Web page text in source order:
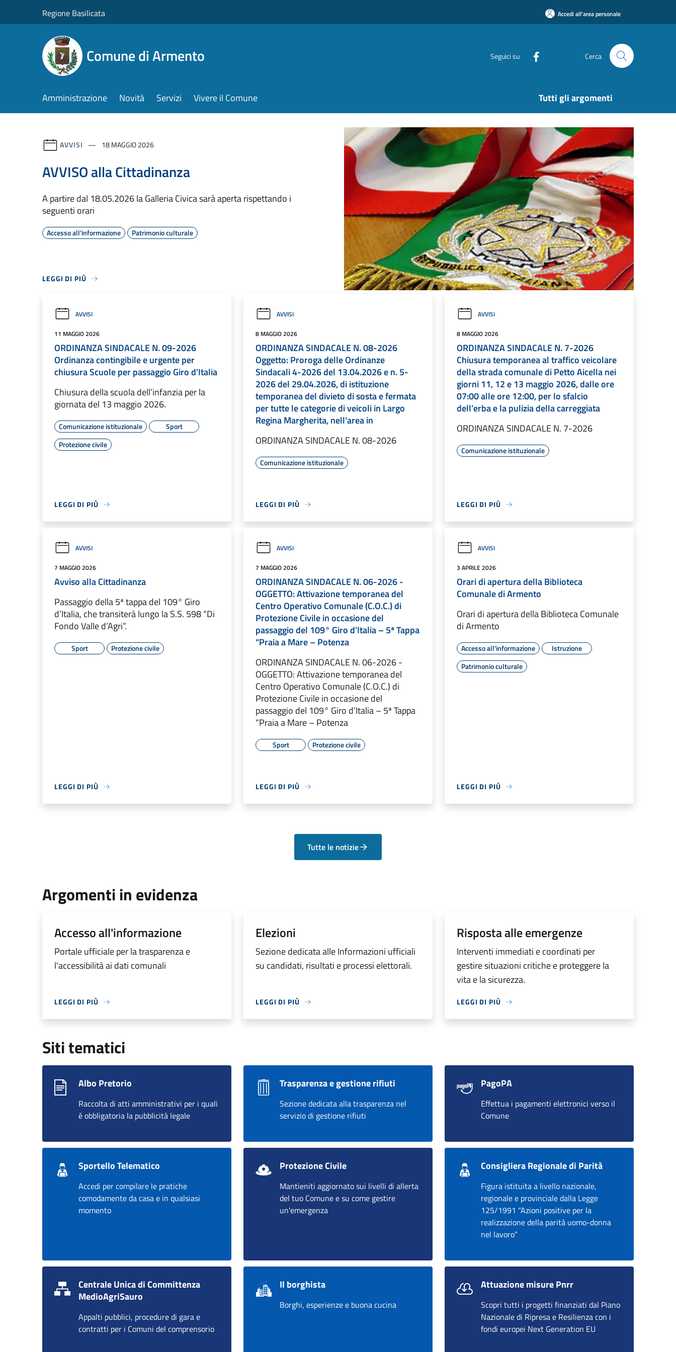
Regione Basilicata Accedi all'area personale
Comune di Armento Seguici su Cerca
Amministrazione Novità Servizi Vivere il Comune Tutti gli argomenti
AVVISI 18 MAGGIO 2026
AVVISO alla Cittadinanza
A partire dal 18.05.2026 la Galleria Civica sarà aperta rispettando i
seguenti orari
Accesso all'informazione Patrimonio culturale
LEGGI DI PIÙ
AVVISI
11 MAGGIO 2026
ORDINANZA SINDACALE N. 09-2026
Ordinanza contingibile e urgente per
chiusura Scuole per passaggio Giro d'Italia
Chiusura della scuola dell’infanzia per la
giornata del 13 maggio 2026.
Comunicazione istituzionale
Sport
Protezione civile
LEGGI DI PIÙ
AVVISI
8 MAGGIO 2026
ORDINANZA SINDACALE N. 08-2026
Oggetto: Proroga delle Ordinanze
Sindacali 4-2026 del 13.04.2026 e n. 5-
2026 del 29.04.2026, di istituzione
temporanea del divieto di sosta e fermata
per tutte le categorie di veicoli in Largo
Regina Margherita, nell’area in
ORDINANZA SINDACALE N. 08-2026
Comunicazione istituzionale
LEGGI DI PIÙ
AVVISI
8 MAGGIO 2026
ORDINANZA SINDACALE N. 7-2026
Chiusura temporanea al traffico veicolare
della strada comunale di Petto Aicella nei
giorni 11, 12 e 13 maggio 2026, dalle ore
07:00 alle ore 12:00, per lo sfalcio
dell’erba e la pulizia della carreggiata
ORDINANZA SINDACALE N. 7-2026
Comunicazione istituzionale
LEGGI DI PIÙ
AVVISI
7 MAGGIO 2026
Avviso alla Cittadinanza
Passaggio della 5ª tappa del 109° Giro
d’Italia, che transiterà lungo la S.S. 598 “Di
Fondo Valle d’Agri”.
Sport Protezione civile
LEGGI DI PIÙ
AVVISI
7 MAGGIO 2026
ORDINANZA SINDACALE N. 06-2026 -
OGGETTO: Attivazione temporanea del
Centro Operativo Comunale (C.O.C.) di
Protezione Civile in occasione del
passaggio del 109° Giro d’Italia – 5ª Tappa
“Praia a Mare – Potenza
ORDINANZA SINDACALE N. 06-2026 -
OGGETTO: Attivazione temporanea del
Centro Operativo Comunale (C.O.C.) di
Protezione Civile in occasione del
passaggio del 109° Giro d’Italia – 5ª Tappa
“Praia a Mare – Potenza
Sport Protezione civile
LEGGI DI PIÙ
AVVISI
3 APRILE 2026
Orari di apertura della Biblioteca
Comunale di Armento
Orari di apertura della Biblioteca Comunale
di Armento
Accesso all'informazione
Istruzione
Patrimonio culturale
LEGGI DI PIÙ
Tutte le notizie
Argomenti in evidenza
Accesso all'informazione
Portale ufficiale per la trasparenza e
l'accessibilità ai dati comunali
LEGGI DI PIÙ
Elezioni
Sezione dedicata alle Informazioni ufficiali
su candidati, risultati e processi elettorali.
LEGGI DI PIÙ
Risposta alle emergenze
Interventi immediati e coordinati per
gestire situazioni critiche e proteggere la
vita e la sicurezza.
LEGGI DI PIÙ
Siti tematici
Albo Pretorio
Raccolta di atti amministrativi per i quali
è obbligatoria la pubblicità legale
Trasparenza e gestione rifiuti
Sezione dedicata alla trasparenza nel
servizio di gestione rifiuti
PagoPA
Effettua i pagamenti elettronici verso il
Comune
Sportello Telematico
Accedi per compilare le pratiche
comodamente da casa e in qualsiasi
momento
Protezione Civile
Mantieniti aggiornato sui livelli di allerta
del tuo Comune e su come gestire
un'emergenza
Consigliera Regionale di Parità
Figura istituita a livello nazionale,
regionale e provinciale dalla Legge
125/1991 “Azioni positive per la
realizzazione della parità uomo-donna
nel lavoro”
Centrale Unica di Committenza
MedioAgriSauro
Appalti pubblici, procedure di gara e
contratti per i Comuni del comprensorio
Il borghista
Borghi, esperienze e buona cucina
Attuazione misure Pnrr
Scopri tutti i progetti finanziati dal Piano
Nazionale di Ripresa e Resilienza con i
fondi europei Next Generation EU